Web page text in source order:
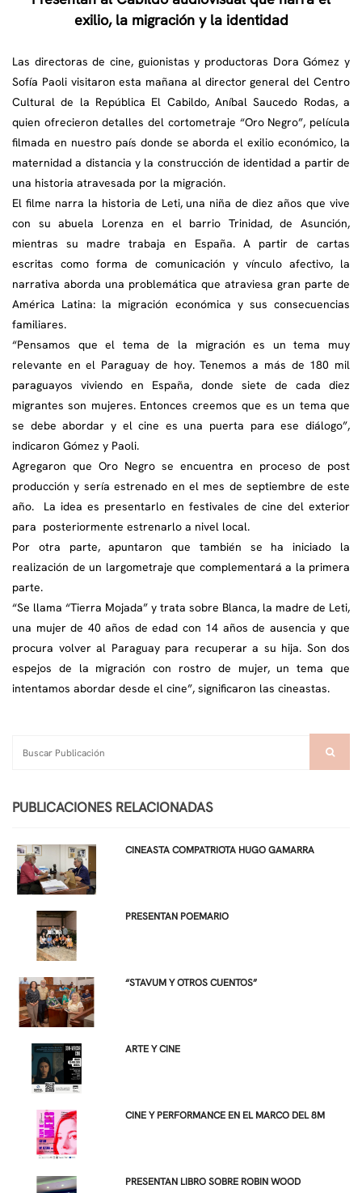
exilio, la migración y la identidad
Las directoras de cine, guionistas y productoras Dora Gómez y
Sofía Paoli visitaron esta mañana al director general del Centro
Cultural de la República El Cabildo, Aníbal Saucedo Rodas, a
quien ofrecieron detalles del cortometraje “Oro Negro”, película
filmada en nuestro país donde se aborda el exilio económico, la
maternidad a distancia y la construcción de identidad a partir de
una historia atravesada por la migración.
El filme narra la historia de Leti, una niña de diez años que vive
con su abuela Lorenza en el barrio Trinidad, de Asunción,
mientras su madre trabaja en España. A partir de cartas
escritas como forma de comunicación y vínculo afectivo, la
narrativa aborda una problemática que atraviesa gran parte de
América Latina: la migración económica y sus consecuencias
familiares.
“Pensamos que el tema de la migración es un tema muy
relevante en el Paraguay de hoy. Tenemos a más de 180 mil
paraguayos viviendo en España, donde siete de cada diez
migrantes son mujeres. Entonces creemos que es un tema que
se debe abordar y el cine es una puerta para ese diálogo”,
indicaron Gómez y Paoli.
Agregaron que Oro Negro se encuentra en proceso de post
producción y sería estrenado en el mes de septiembre de este
año. La idea es presentarlo en festivales de cine del exterior
para posteriormente estrenarlo a nivel local.
Por otra parte, apuntaron que también se ha iniciado la
realización de un largometraje que complementará a la primera
parte.
“Se llama “Tierra Mojada” y trata sobre Blanca, la madre de Leti,
una mujer de 40 años de edad con 14 años de ausencia y que
procura volver al Paraguay para recuperar a su hija. Son dos
espejos de la migración con rostro de mujer, un tema que
intentamos abordar desde el cine”, significaron las cineastas.
PUBLICACIONES RELACIONADAS
CINEASTA COMPATRIOTA HUGO GAMARRA
PRESENTAN POEMARIO
“STAVUM Y OTROS CUENTOS”
ARTE Y CINE
CINE Y PERFORMANCE EN EL MARCO DEL 8M
PRESENTAN LIBRO SOBRE ROBIN WOOD